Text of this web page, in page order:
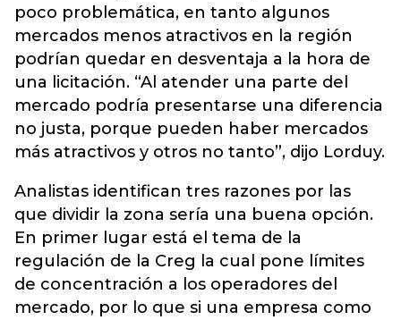
poco problemática, en tanto algunos
mercados menos atractivos en la región
podrían quedar en desventaja a la hora de
una licitación. “Al atender una parte del
mercado podría presentarse una diferencia
no justa, porque pueden haber mercados
más atractivos y otros no tanto”, dijo Lorduy.
Analistas identifican tres razones por las
que dividir la zona sería una buena opción.
En primer lugar está el tema de la
regulación de la Creg la cual pone límites
de concentración a los operadores del
mercado, por lo que si una empresa como